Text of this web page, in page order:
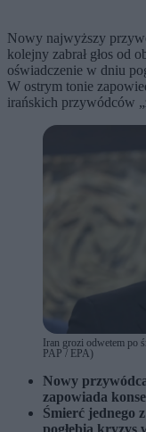
Nowy najwyższy
kolejny zabrał głos od
oświadczenie w dniu
W ostrym tonie
irańskich przywódców
Iran grozi odwetem
PAP / EPA)
Nowy
zapowiada
Śmierć jednego